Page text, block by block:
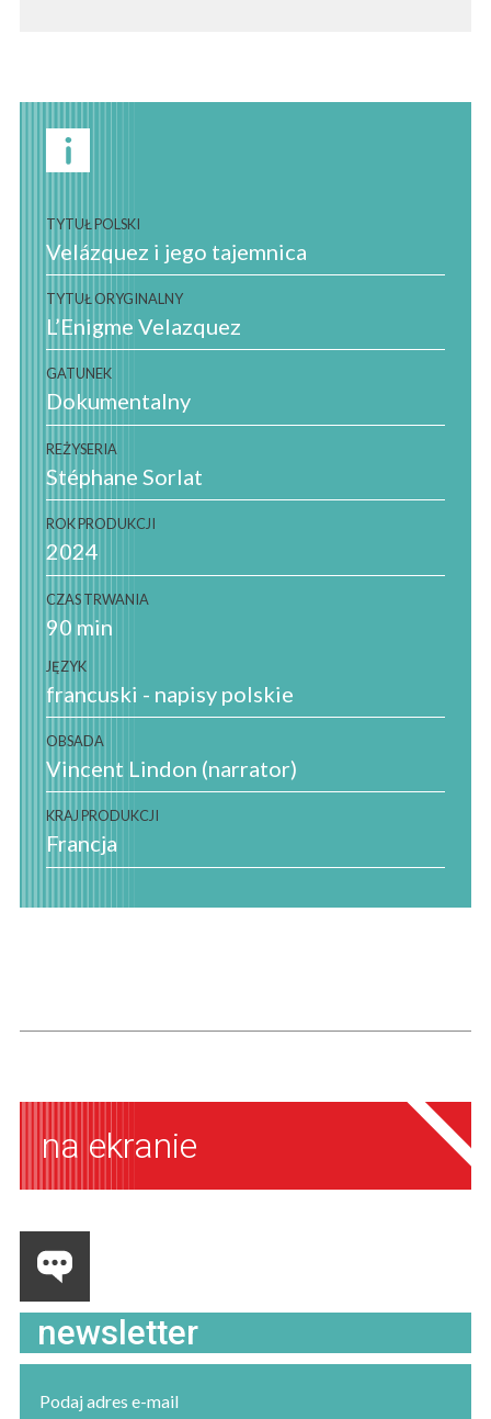
TYTUŁ POLSKI
Velázquez i jego tajemnica
TYTUŁ ORYGINALNY
L’Enigme Velazquez
GATUNEK
Dokumentalny
REŻYSERIA
Stéphane Sorlat
ROK PRODUKCJI
2024
CZAS TRWANIA
90 min
JĘZYK
francuski - napisy polskie
OBSADA
Vincent Lindon (narrator)
KRAJ PRODUKCJI
Francja
na ekranie
newsletter